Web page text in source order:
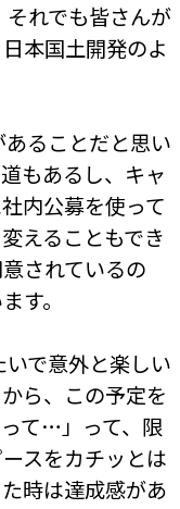
れでも皆さんが
本国土開発のよ
ることだと思い
もあるし、キャ
内公募を使って
えることもでき
されているの
す。
で意外と楽しい
ら、この予定を
て…」って、限
スをカチッとは
時は達成感があ